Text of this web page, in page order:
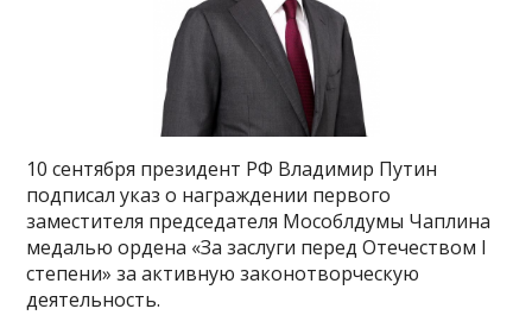
10 сентября президент РФ Владимир Путин
подписал указ о награждении первого
заместителя председателя Мособлдумы Чаплина
медалью ордена «За заслуги перед Отечеством I
степени» за активную законотворческую
деятельность.